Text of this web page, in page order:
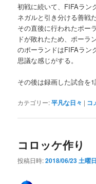
初戦に続いて、FIFAラン
ネガルと引き分ける善戦だ
その直後に行われたポー
ドが敗れたため、ポー
のポーランドはFIFAラン
思議な感じがする。
その後は録画した試合を1
カテゴリー:平凡な日々 | コ
コロッケ作り
投稿日時:2018/06/23 土曜日